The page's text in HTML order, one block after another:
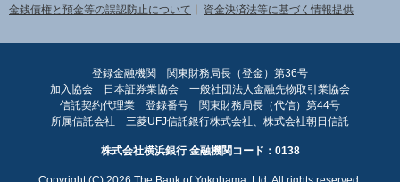
金銭債権と預金等の誤認防止について
資金決済法等に基づく情報提供
登録金融機関 関東財務局長（登金）第36号
加入協会 日本証券業協会 一般社団法人金融先物取引業協会
信託契約代理業 登録番号 関東財務局長（代信）第44号
所属信託会社 三菱UFJ信託銀行株式会社、株式会社朝日信託
株式会社横浜銀行 金融機関コード：0138